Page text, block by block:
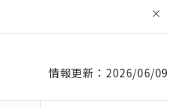
情報更新：2026/06/09